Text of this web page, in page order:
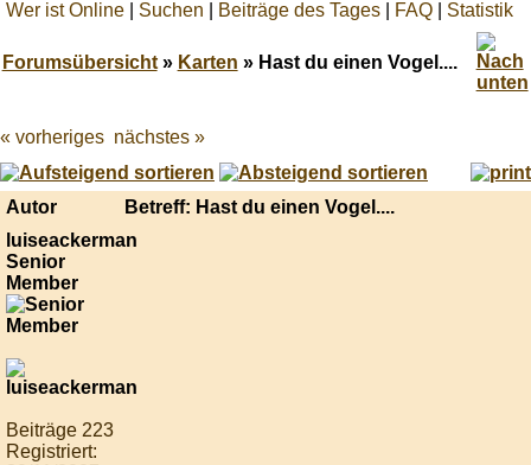
Wer ist Online Suchen Beiträge des Tages FAQ Statistik
Forumsübersicht» Karten » Hast du einen Vogel....
Best
online
live
casino
« vorheriges nächstes »
Autor
Betreff: Hast du einen Vogel....
luiseackerman
Senior
Member
Beiträge 223
Registriert: